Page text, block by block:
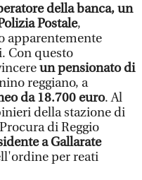
della banca, un
Postale,
apparentemente
Con questo
un pensionato di
reggiano, a
da 18.700 euro. Al
della stazione di
di Reggio
a Gallarate
per reati